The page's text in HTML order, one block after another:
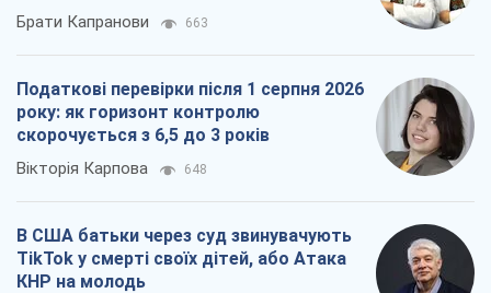
Брати Капранови 663
Податкові перевірки після 1 серпня 2026
року: як горизонт контролю
скорочується з 6,5 до 3 років
Вікторія Карпова 648
В США батьки через суд звинувачують
TikTok у смерті своїх дітей, або Атака
КНР на молодь